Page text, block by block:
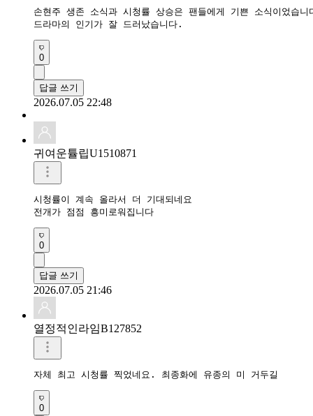
손현주 생존 소식과 시청률 상승은 팬들에게 기쁜 소식이었습니
드라마의 인기가 잘 드러났습니다.
0
답글 쓰기
2026.07.05 22:48
귀여운튤립U1510871
시청률이 계속 올라서 더 기대되네요
0
답글 쓰기
2026.07.05 21:46
열정적인라임B127852
자체 최고 시청률 찍었네요. 최종화에 유종의 미 거두길
0